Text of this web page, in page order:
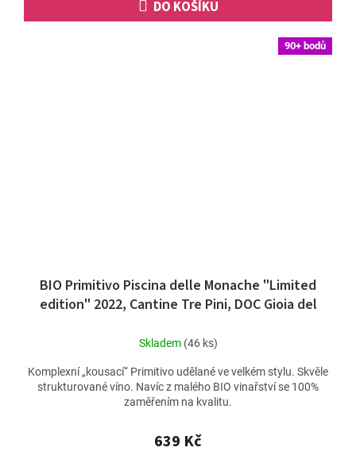
DO KOŠÍKU
90+ bodů
BIO Primitivo Piscina delle Monache "Limited
edition" 2022, Cantine Tre Pini, DOC Gioia del
Skladem (46 ks)
639 Kč
Komplexní „kousací“ Primitivo udělané ve velkém stylu. Skvěle
strukturované víno. Navíc z malého BIO vinařství se 100%
zaměřením na kvalitu.